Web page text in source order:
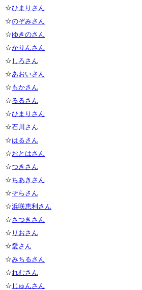
☆ひまりさん
☆のぞみさん
☆ゆきのさん
☆かりんさん
☆ しろさん
☆あおいさん
☆ もかさん
☆るるさん
☆ひまりさん
☆石川さん
☆はるさん
☆おとはさん
☆つきさん
☆ちあきさん
☆そらさん
☆浜咲恵利さん
☆さつきさん
☆ りおさん
☆愛さん
☆みちるさん
☆れむさん
☆ じゅんさん